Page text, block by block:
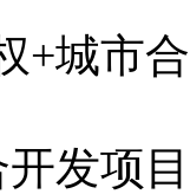
市合
项目